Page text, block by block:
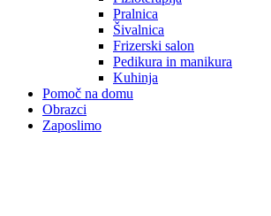
Pralnica
Šivalnica
Frizerski salon
Pedikura in manikura
Kuhinja
Pomoč na domu
Obrazci
Zaposlimo